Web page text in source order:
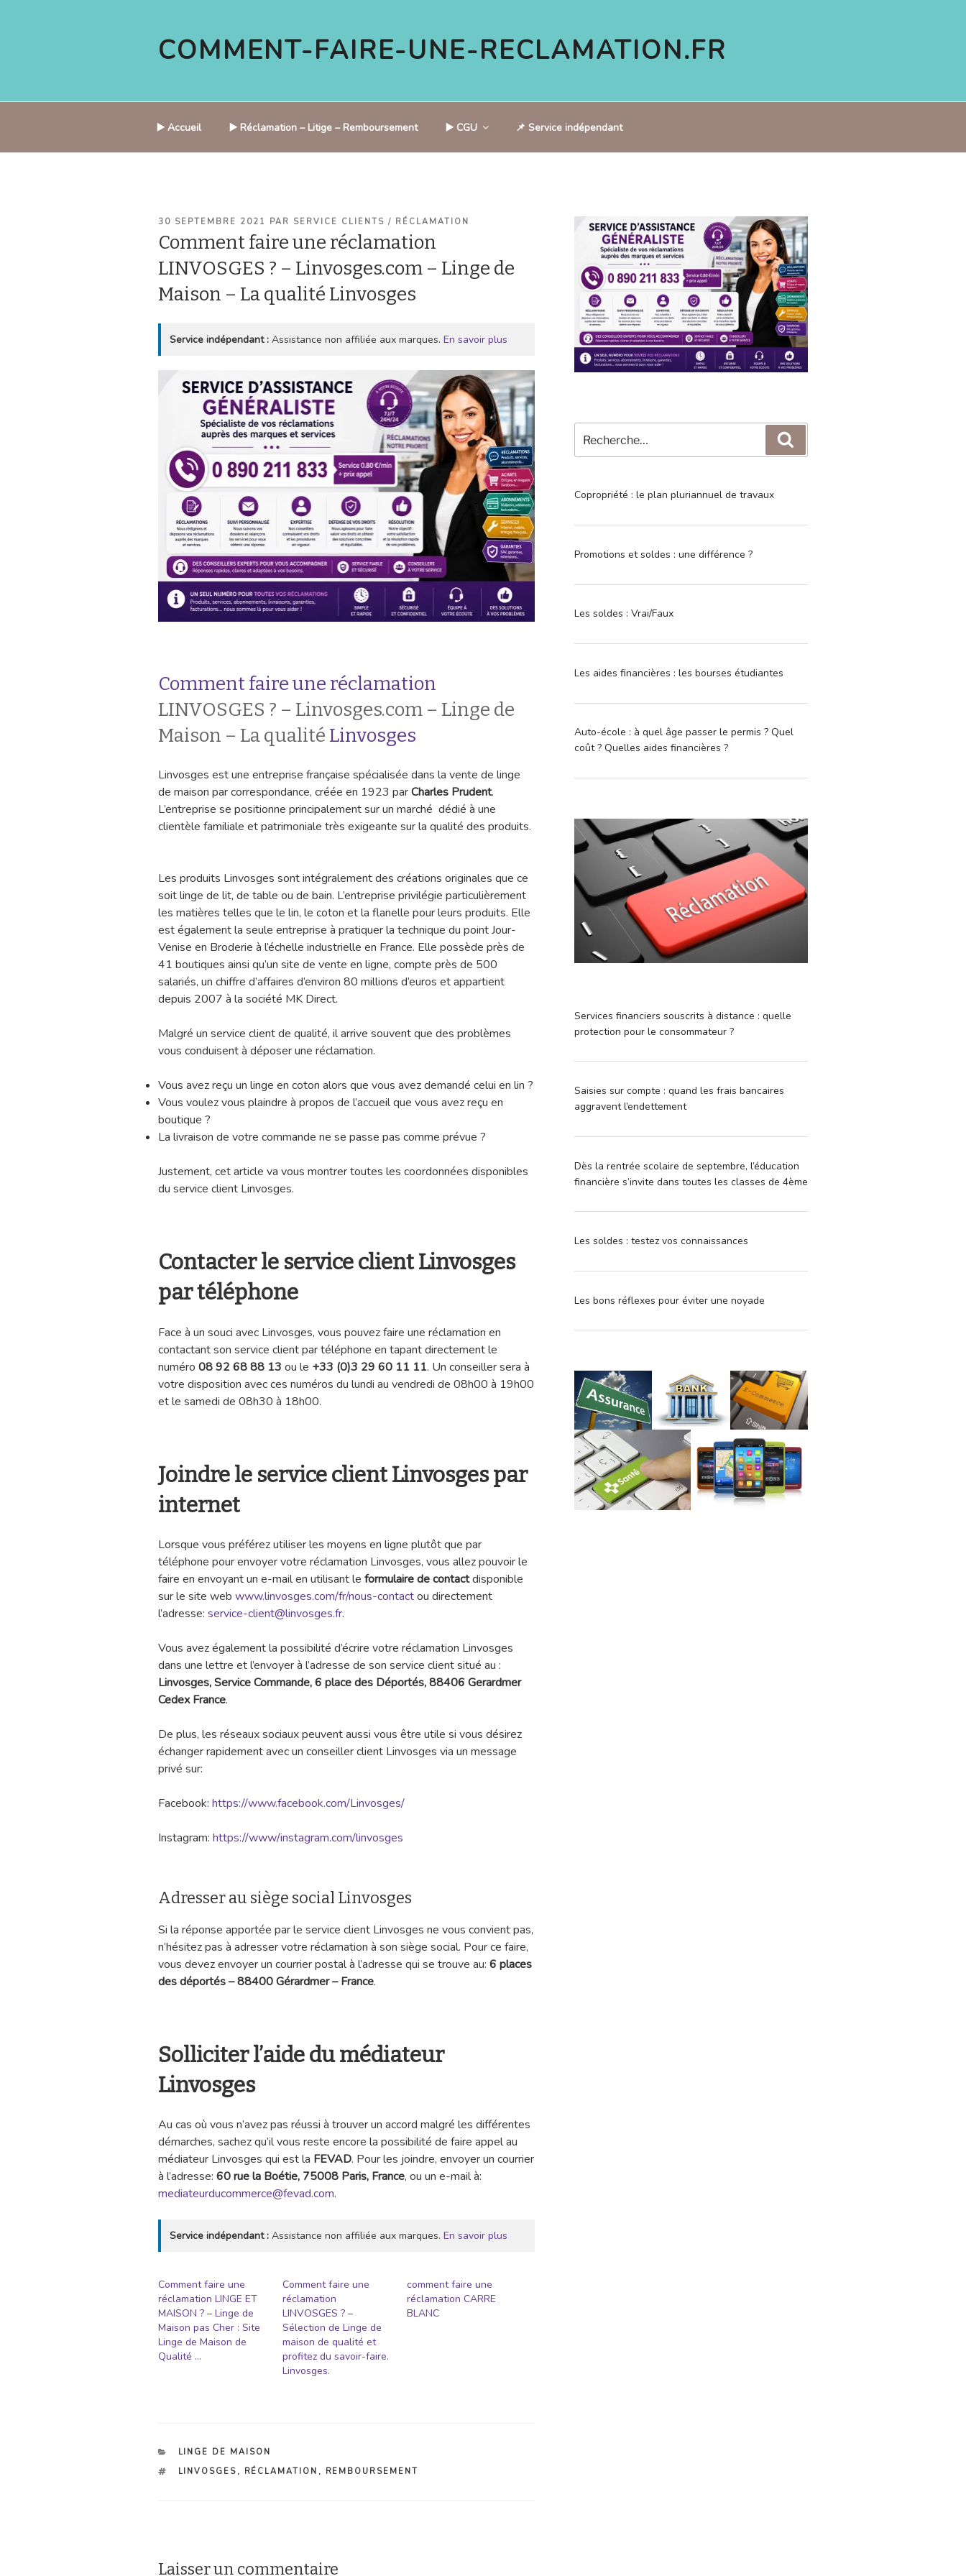
COMMENT-FAIRE-UNE-RECLAMATION.FR
▶️ Accueil ▶️ Réclamation – Litige – Remboursement ▶️ CGU 📌 Service indépendant
PUBLIÉ
30 SEPTEMBRE 2021 PAR SERVICE CLIENTS / RÉCLAMATION
Comment faire une réclamation
LINVOSGES ? – Linvosges.com – Linge de
Maison – La qualité Linvosges
Service indépendant : Assistance non affiliée aux marques. En savoir plus
Comment faire une réclamation
LINVOSGES ? – Linvosges.com – Linge de
Maison – La qualité Linvosges
Linvosges est une entreprise française spécialisée dans la vente de linge
de maison par correspondance, créée en 1923 parCharles Prudent.
L’entreprise se positionne principalement sur un marché dédié à une
clientèle familiale et patrimoniale très exigeante sur la qualité des produits.
Les produits Linvosges sont intégralement des créations originales que ce
soit linge de lit, de table ou de bain. L’entreprise privilégie particulièrement
les matières telles que le lin, le coton et la flanelle pour leurs produits. Elle
est également la seule entreprise à pratiquer la technique du point Jour-
Venise en Broderie à l’échelle industrielle en France. Elle possède près de
41 boutiques ainsi qu’un site de vente en ligne, compte près de 500
salariés, un chiffre d’affaires d’environ 80 millions d’euros et appartient
depuis 2007 à la société MK Direct.
Malgré un service client de qualité, il arrive souvent que des problèmes
vous conduisent à déposer une réclamation.
Vous avez reçu un linge en coton alors que vous avez demandé celui en lin ?
Vous voulez vous plaindre à propos de l’accueil que vous avez reçu en
boutique ?
La livraison de votre commande ne se passe pas comme prévue ?
Justement, cet article va vous montrer toutes les coordonnées disponibles
du service client Linvosges.
Contacter le service client Linvosges
par téléphone
Face à un souci avec Linvosges, vous pouvez faire une réclamation en
contactant son service client par téléphone en tapant directement le
numéro 08 92 68 88 13 ou le +33 (0)3 29 60 11 11. Un conseiller sera à
votre disposition avec ces numéros du lundi au vendredi de 08h00 à 19h00
et le samedi de 08h30 à 18h00.
Joindre le service client Linvosges par
internet
Lorsque vous préférez utiliser les moyens en ligne plutôt que par
téléphone pour envoyer votre réclamation Linvosges, vous allez pouvoir le
faire en envoyant un e-mail en utilisant le formulaire de contactdisponible
sur le site web www.linvosges.com/fr/nous-contactou directement
l’adresse: service-client@linvosges.fr.
Vous avez également la possibilité d’écrire votre réclamation Linvosges
dans une lettre et l’envoyer à l’adresse de son service client situé au :
Linvosges, Service Commande, 6 place des Déportés, 88406 Gerardmer
Cedex France.
De plus, les réseaux sociaux peuvent aussi vous être utile si vous désirez
échanger rapidement avec un conseiller client Linvosges via un message
privé sur:
Facebook: https://www.facebook.com/Linvosges/
Instagram: https://www/instagram.com/linvosges
Adresser au siège social Linvosges
Si la réponse apportée par le service client Linvosges ne vous convient pas,
n’hésitez pas à adresser votre réclamation à son siège social. Pour ce faire,
vous devez envoyer un courrier postal à l’adresse qui se trouve au: 6 places
des déportés – 88400 Gérardmer – France.
Solliciter l’aide du médiateur
Linvosges
Au cas où vous n’avez pas réussi à trouver un accord malgré les différentes
démarches, sachez qu’il vous reste encore la possibilité de faire appel au
médiateur Linvosges qui est la FEVAD. Pour les joindre, envoyer un courrier
à l’adresse: 60 rue la Boétie, 75008 Paris, France, ou un e-mail à:
mediateurducommerce@fevad.com.
Service indépendant : Assistance non affiliée aux marques. En savoir plus
Comment faire une
réclamation LINGE ET
MAISON ? – Linge de
Maison pas Cher : Site
Linge de Maison de
Qualité …
Comment faire une
réclamation
LINVOSGES ? –
Sélection de Linge de
maison de qualité et
profitez du savoir-faire.
Linvosges.
comment faire une
réclamation CARRE
BLANC
CATÉGORIES
LINGE DE MAISON
ÉTIQUETTES
LINVOSGES , RÉCLAMATION , REMBOURSEMENT
Laisser un commentaire
pour
:
Copropriété : le plan pluriannuel de travaux
Promotions et soldes : une différence ?
Les soldes : Vrai/Faux
Les aides financières : les bourses étudiantes
Auto-école : à quel âge passer le permis ? Quel
coût ? Quelles aides financières ?
Services financiers souscrits à distance : quelle
protection pour le consommateur ?
Saisies sur compte : quand les frais bancaires
aggravent l’endettement
Dès la rentrée scolaire de septembre, l’éducation
financière s’invite dans toutes les classes de 4ème
Les soldes : testez vos connaissances
Les bons réflexes pour éviter une noyade